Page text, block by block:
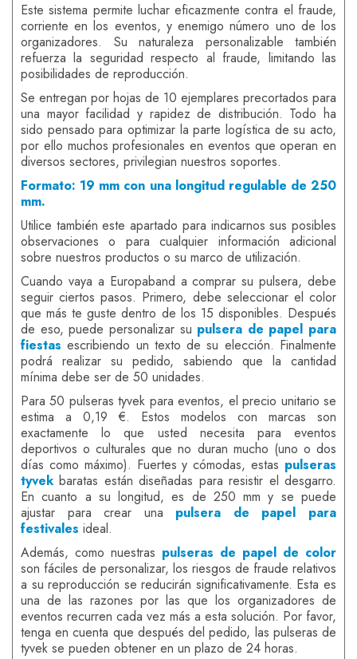
Este sistema permite luchar eficazmente contra el fraude,
corriente en los eventos, y enemigo número uno de los
organizadores. Su naturaleza personalizable también
refuerza la seguridad respecto al fraude, limitando las
posibilidades de reproducción.
Se entregan por hojas de 10 ejemplares precortados para
una mayor facilidad y rapidez de distribución. Todo ha
sido pensado para optimizar la parte logística de su acto,
por ello muchos profesionales en eventos que operan en
diversos sectores, privilegian nuestros soportes.
Formato: 19 mm con una longitud regulable de 250
mm.
Utilice también este apartado para indicarnos sus posibles
observaciones o para cualquier información adicional
sobre nuestros productos o su marco de utilización.
Cuando vaya a Europaband a comprar su pulsera, debe
seguir ciertos pasos. Primero, debe seleccionar el color
que más te guste dentro de los 15 disponibles. Después
de eso, puede personalizar su pulsera de papel para
fiestas escribiendo un texto de su elección. Finalmente
podrá realizar su pedido, sabiendo que la cantidad
mínima debe ser de 50 unidades.
Para 50 pulseras tyvek para eventos, el precio unitario se
estima a 0,19 €. Estos modelos con marcas son
exactamente lo que usted necesita para eventos
deportivos o culturales que no duran mucho (uno o dos
días como máximo). Fuertes y cómodas, estas pulseras
tyvekbaratas están diseñadas para resistir el desgarro.
En cuanto a su longitud, es de 250 mm y se puede
ajustar para crear una pulsera de papel para
festivales ideal.
Además, como nuestras pulseras de papel de color
son fáciles de personalizar, los riesgos de fraude relativos
a su reproducción se reducirán significativamente. Esta es
una de las razones por las que los organizadores de
eventos recurren cada vez más a esta solución. Por favor,
tenga en cuenta que después del pedido, las pulseras de
tyvek se pueden obtener en un plazo de 24 horas.